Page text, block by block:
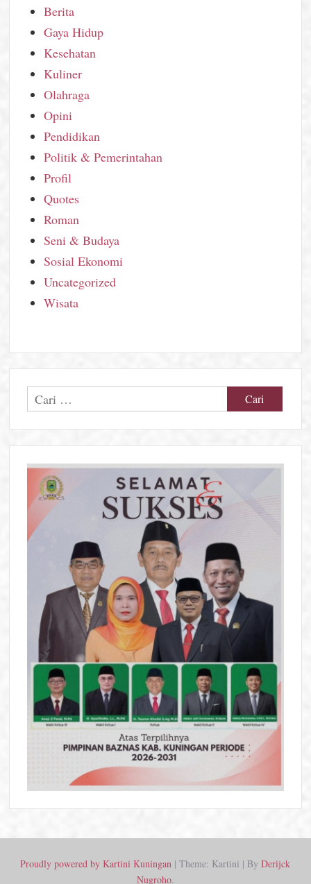
Berita
Gaya Hidup
Kesehatan
Kuliner
Olahraga
Opini
Pendidikan
Politik & Pemerintahan
Profil
Quotes
Roman
Seni & Budaya
Sosial Ekonomi
Uncategorized
Wisata
Cari
untuk:
Proudly powered by Kartini Kuningan |Theme: Kartini | ByDerijck
Nugroho.